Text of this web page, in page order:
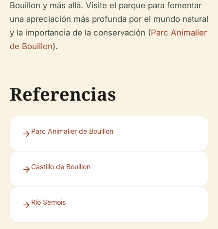
Bouillon y más allá. Visite el parque para fomentar
una apreciación más profunda por el mundo natural
y la importancia de la conservación (Parc Animalier
de Bouillon).
Referencias
Parc Animalier de Bouillon
Castillo de Bouillon
Río Semois